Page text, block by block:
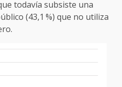
todavía subsiste una
(43,1 %) que no utiliza